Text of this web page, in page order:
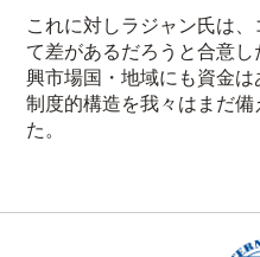
これに対しラジャン氏は
て差があるだろうと合意
興市場国・地域にも資金
制度的構造を我々はまだ
た。